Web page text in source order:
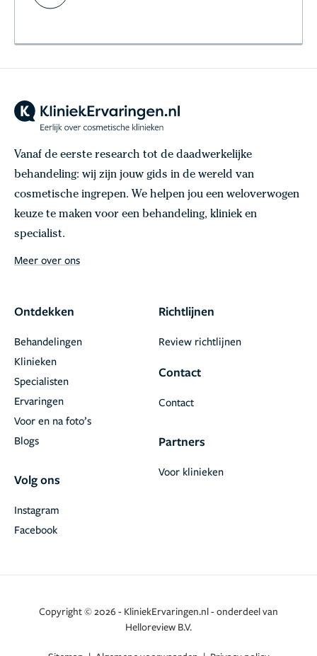
Vanaf de eerste research tot de daadwerkelijke
behandeling: wij zijn jouw gids in de wereld van
cosmetische ingrepen. We helpen jou een weloverwogen
keuze te maken voor een behandeling, kliniek en
specialist.
Meer over ons
Ontdekken
Behandelingen
Klinieken
Specialisten
Ervaringen
Voor en na foto’s
Blogs
Volg ons
Facebook
Instagram
Richtlijnen
Review richtlijnen
Contact
Contact
Partners
Voor klinieken
Copyright © 2026 - KliniekErvaringen.nl - onderdeel van
Helloreview B.V.